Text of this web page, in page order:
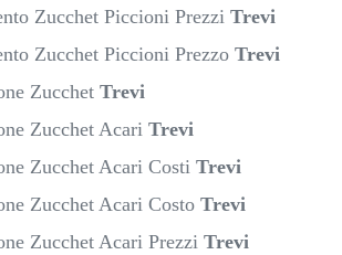
Zucchet Piccioni Prezzi Trevi
Zucchet Piccioni Prezzo Trevi
Zucchet Trevi
Zucchet Acari Trevi
Zucchet Acari Costi Trevi
Zucchet Acari Costo Trevi
Zucchet Acari Prezzi Trevi